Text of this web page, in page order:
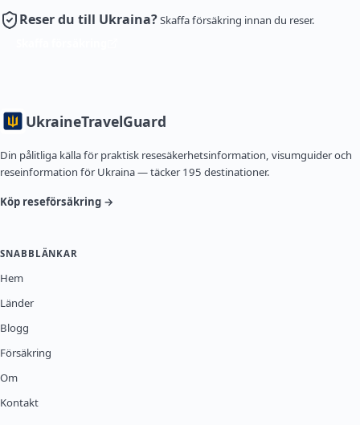
Reser du till Ukraina?Skaffa försäkring innan du reser.
UkraineTravelGuard
Din pålitliga källa för praktisk resesäkerhetsinformation, visumguider och
reseinformation för Ukraina — täcker 195 destinationer.
Köp reseförsäkring →
SNABBLÄNKAR
Hem
Länder
Blogg
Försäkring
Om
Kontakt